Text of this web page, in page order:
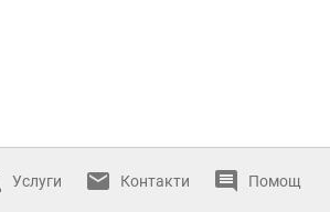
Услуги Контакти Помощ